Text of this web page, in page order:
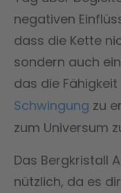
negativen
dass die Kette
sondern auch
das die
Schwingung zu
zum Universum
Das Bergkristall
nützlich, da es